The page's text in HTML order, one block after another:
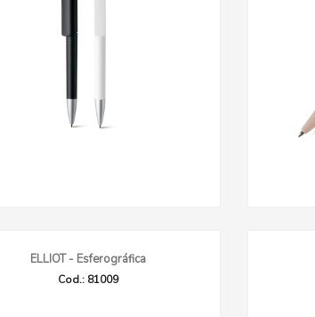
ELLIOT - Esferográfica
Cod.: 81009